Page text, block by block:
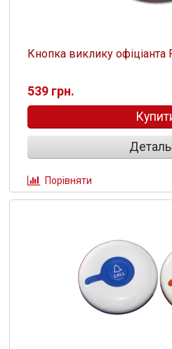
Кнопка виклику офіціанта
539 грн.
Порівняти